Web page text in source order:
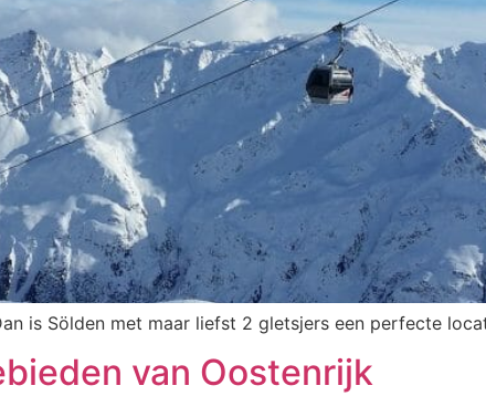
is Sölden met maar liefst 2 gletsjers een perfecte
van Oostenrijk